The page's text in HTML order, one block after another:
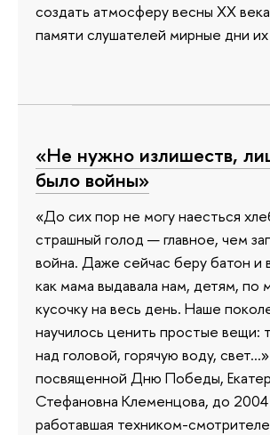
создать атмосферу весны ХХ
памяти слушателей мирные дни
«Не нужно излишеств,
было войны»
«До сих пор не могу наесться
страшный голод — главное, чем
война. Даже сейчас беру батон и
как мама выдавала нам, детям, по
кусочку на весь день. Наше
научилось ценить простые вещи:
над головой, горячую воду,
посвященной Дню Победы,
Стефановна Клеменцова, до 2004
работавшая техником-